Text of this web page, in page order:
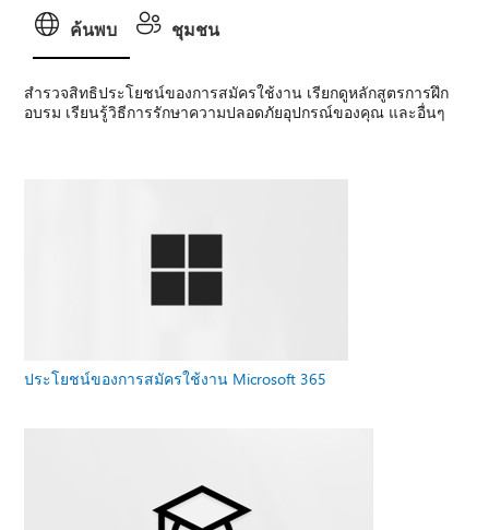
ค้นพบ ชุมชน
สํารวจสิทธิประโยชน์ของการสมัครใช้งาน เรียกดูหลักสูตรการฝึก
อบรม เรียนรู้วิธีการรักษาความปลอดภัยอุปกรณ์ของคุณ และอื่นๆ
ประโยชน์ของการสมัครใช้งาน Microsoft 365